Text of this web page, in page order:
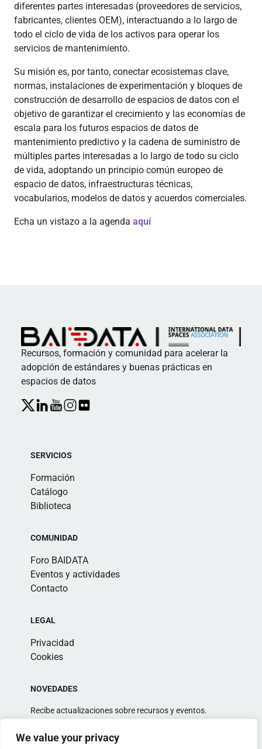
We value your privacy
diferentes partes interesadas (proveedores de servicios,
fabricantes, clientes OEM), interactuando a lo largo de
todo el ciclo de vida de los activos para operar los
servicios de mantenimiento.
Su misión es, por tanto, conectar ecosistemas clave,
normas, instalaciones de experimentación y bloques de
construcción de desarrollo de espacios de datos con el
objetivo de garantizar el crecimiento y las economías de
escala para los futuros espacios de datos de
mantenimiento predictivo y la cadena de suministro de
múltiples partes interesadas a lo largo de todo su ciclo
de vida, adoptando un principio común europeo de
espacio de datos, infraestructuras técnicas,
vocabularios, modelos de datos y acuerdos comerciales.
Echa un vistazo a la agenda aquí
Recursos, formación y comunidad para acelerar la
adopción de estándares y buenas prácticas en
espacios de datos
SERVICIOS
Formación
Catálogo
Biblioteca
COMUNIDAD
Foro BAIDATA
Eventos y actividades
Contacto
LEGAL
Privacidad
Cookies
NOVEDADES
Recibe actualizaciones sobre recursos y eventos.